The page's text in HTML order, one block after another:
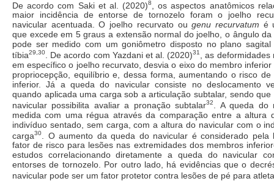
De acordo com Saki et al. (2020)8
, os aspectos anatômicos
maior incidência de entorse de tornozelo foram o joelho
navicular acentuada. O joelho recurvato ougenu recurvatum é
que excede em 5 graus a extensão normal do joelho, o ângulo
pode ser medido com um goniômetro disposto no plano
tíbia29,30 . De acordo com Yazdani et al. (2020)31
, as
em específico o joelho recurvato, desvia o eixo do membro
propriocepção, equilíbrio e, dessa forma, aumentando o risco
inferior. Já a queda do navicular consiste no deslocamento
quando aplicada uma carga sob a articulação subtalar, sendo
navicular possibilita avaliar a pronação subtalar32
. A queda do
medida com uma régua através da comparação entre a altura
indivíduo sentado, sem carga, com a altura do navicular com o
carga30
. O aumento da queda do navicular é considerado pela
fator de risco para lesões nas extremidades dos membros
estudos correlacionando diretamente a queda do navicular
entorses de tornozelo. Por outro lado, há evidências que o
navicular pode ser um fator protetor contra lesões de pé para